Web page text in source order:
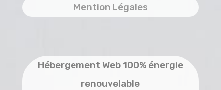
Mention Légales
Hébergement Web 100% énergie
renouvelable